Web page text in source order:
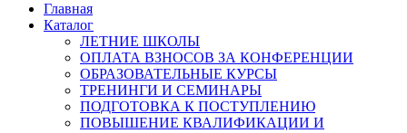
Главная
Каталог
ЛЕТНИЕ ШКОЛЫ
ОПЛАТА ВЗНОСОВ ЗА КОНФЕРЕНЦИИ
ОБРАЗОВАТЕЛЬНЫЕ КУРСЫ
ТРЕНИНГИ И СЕМИНАРЫ
ПОДГОТОВКА К ПОСТУПЛЕНИЮ
ПОВЫШЕНИЕ КВАЛИФИКАЦИИ И